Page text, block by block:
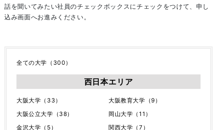
話を聞いてみたい社員のチェックボックスにチェックをつけて、申し
込み画面へお進みください。
全ての大学（300）
西日本エリア
大阪大学（33）
大阪教育大学（9）
大阪公立大学（38）
岡山大学（11）
金沢大学（5）
関西大学（7）